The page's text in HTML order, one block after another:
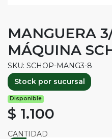
MANGUERA
MÁQUINA
SKU: SCHOP-MANG3-8
Stock por sucursal
Disponible
$ 1.100
CANTIDAD